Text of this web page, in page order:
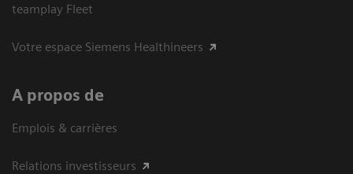
teamplay Fleet
Votre espace Siemens Healthineers
A propos de
Emplois & carrières
Relations investisseurs